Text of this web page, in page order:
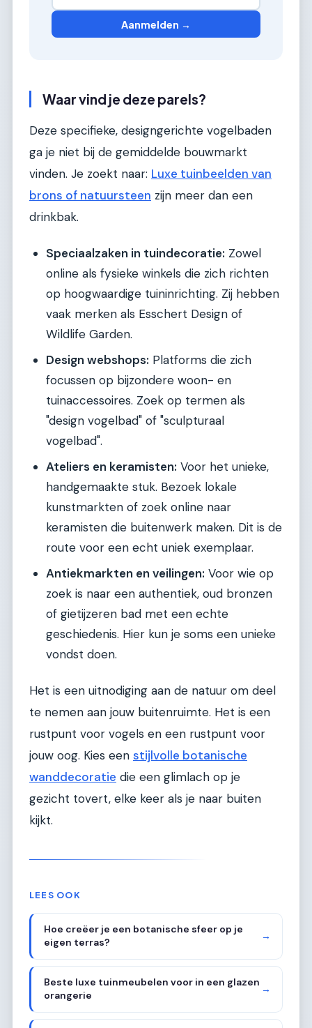
Aanmelden →
Waar vind je deze parels?
Deze specifieke, designgerichte vogelbaden
ga je niet bij de gemiddelde bouwmarkt
vinden. Je zoekt naar: Luxe tuinbeelden van
brons of natuursteen zijn meer dan een
drinkbak.
Speciaalzaken in tuindecoratie: Zowel
online als fysieke winkels die zich richten
op hoogwaardige tuininrichting. Zij hebben
vaak merken als Esschert Design of
Wildlife Garden.
Design webshops: Platforms die zich
focussen op bijzondere woon- en
tuinaccessoires. Zoek op termen als
"design vogelbad" of "sculpturaal
vogelbad".
Ateliers en keramisten: Voor het unieke,
handgemaakte stuk. Bezoek lokale
kunstmarkten of zoek online naar
keramisten die buitenwerk maken. Dit is de
route voor een echt uniek exemplaar.
Antiekmarkten en veilingen: Voor wie op
zoek is naar een authentiek, oud bronzen
of gietijzeren bad met een echte
geschiedenis. Hier kun je soms een unieke
vondst doen.
Het is een uitnodiging aan de natuur om deel
te nemen aan jouw buitenruimte. Het is een
rustpunt voor vogels en een rustpunt voor
jouw oog. Kies een stijlvolle botanische
wanddecoratie die een glimlach op je
gezicht tovert, elke keer als je naar buiten
kijkt.
LEES OOK
Hoe creëer je een botanische sfeer op je
eigen terras?
→
Beste luxe tuinmeubelen voor in een glazen
orangerie
→